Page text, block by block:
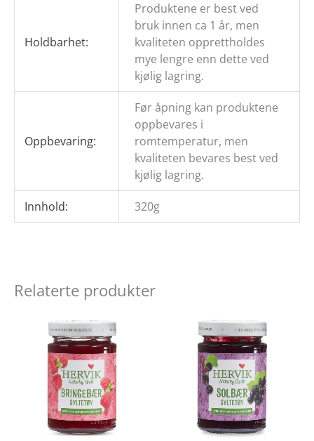
Holdbarhet:
Produktene er best ved
bruk innen ca 1 år, men
kvaliteten opprettholdes
mye lengre enn dette ved
kjølig lagring.
Oppbevaring:
Før åpning kan produktene
oppbevares i
romtemperatur, men
kvaliteten bevares best ved
kjølig lagring.
Innhold: 320g
Relaterte produkter